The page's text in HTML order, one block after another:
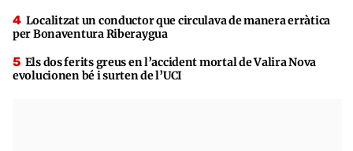
Localitzat un conductor que circulava de manera erràtica
per Bonaventura Riberaygua
Els dos ferits greus en l’accident mortal de Valira Nova
evolucionen bé i surten de l’UCI